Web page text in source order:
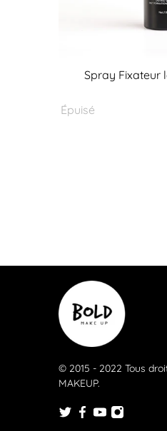
Spray Fixateur
Épuisé
© 2015 - 2022 Tous
MAKEUP.